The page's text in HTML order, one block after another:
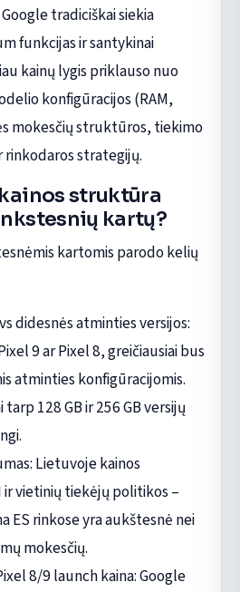
tradiciškai siekia
funkcijas ir santykinai
kainų lygis priklauso nuo
konfigūracijos (RAM,
mokesčių struktūros, tiekimo
rinkodaros strategijų.
struktūra
kartų?
kartomis parodo kelių
didesnės atminties versijos:
9 ar Pixel 8, greičiausiai bus
atminties konfigūracijomis.
128 GB ir 256 GB versijų
Lietuvoje kainos
ir vietinių tiekėjų politikos –
ES rinkose yra aukštesnė nei
mokesčių.
8/9 launch kaina: Google